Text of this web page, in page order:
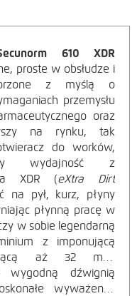
610 XDR
proste w obsłudze i
z myślą o
przemysłu
oraz
na rynku, tak
do worków,
wydajność z
XDR (eXtra Dirt
na pył, kurz, płyny
płynną pracę w
w sobie legendarną
z imponującą
aż
32 mm.
wygodną dźwignią
wyważenie,